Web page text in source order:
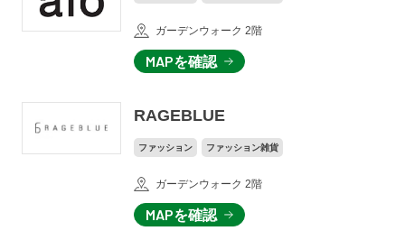
ガーデンウォーク 2階
MAPを確認
RAGEBLUE
ファッション ファッション雑貨
ガーデンウォーク 2階
MAPを確認